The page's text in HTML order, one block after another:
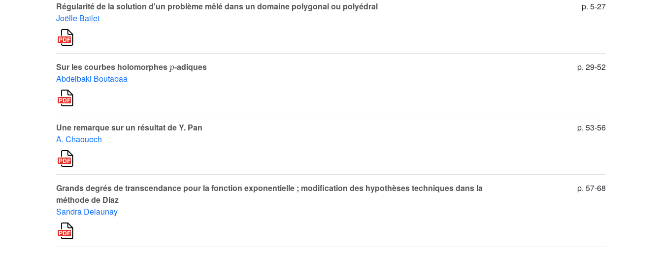
Régularité de la solution d'un problème mêlé dans un domaine polygonal ou polyédral
Joëlle Bailet
p. 5-27
Sur les courbes holomorphes -adiques
Abdelbaki Boutabaa
p. 29-52
Une remarque sur un résultat de Y. Pan
A. Chaouech
p. 53-56
Grands degrés de transcendance pour la fonction exponentielle ; modification des hypothèses techniques dans la
méthode de Diaz
Sandra Delaunay
p. 57-68